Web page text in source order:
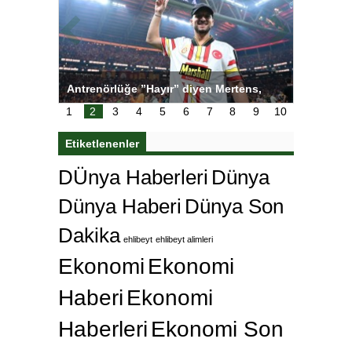
Antrenörlüğe ”Hayır” diyen Mertens,
Galatasaray’dan bakın ne istedi
1
2 3 4 5 6 7 8 9 10
Etiketlenenler
DÜnya Haberleri Dünya
Dünya Haberi Dünya Son
Dakika ehlibeyt ehlibeyt alimleri
Ekonomi Ekonomi
Haberi Ekonomi
Haberleri Ekonomi Son